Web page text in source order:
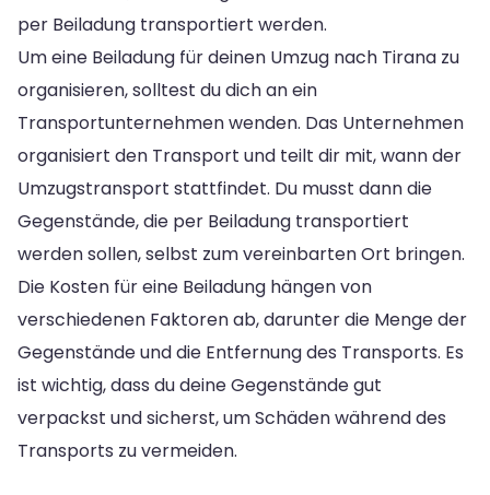
per Beiladung transportiert werden.
Um eine Beiladung für deinen Umzug nach Tirana zu
organisieren, solltest du dich an ein
Transportunternehmen wenden. Das Unternehmen
organisiert den Transport und teilt dir mit, wann der
Umzugstransport stattfindet. Du musst dann die
Gegenstände, die per Beiladung transportiert
werden sollen, selbst zum vereinbarten Ort bringen.
Die Kosten für eine Beiladung hängen von
verschiedenen Faktoren ab, darunter die Menge der
Gegenstände und die Entfernung des Transports. Es
ist wichtig, dass du deine Gegenstände gut
verpackst und sicherst, um Schäden während des
Transports zu vermeiden.